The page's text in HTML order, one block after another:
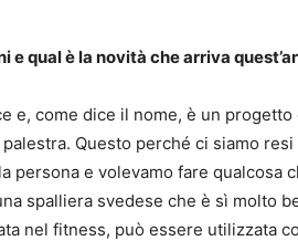
e qual è la novità che arriva
e, come dice il nome, è un
Questo perché ci siamo
persona e volevamo fare qualcosa
spalliera svedese che è sì molto
nel fitness, può essere utilizzata